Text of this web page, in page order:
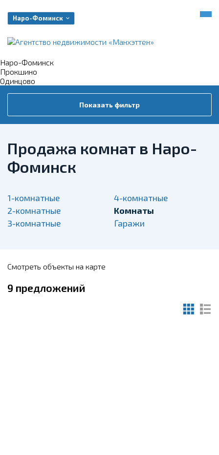
Наро-Фоминск
Наро-Фоминск
Прокшино
Одинцово
Показать фильтр
Продажа комнат в Наро-
Фоминск
1-комнатные
2-комнатные
3-комнатные
4-комнатные
Комнаты
Гаражи
Смотреть объекты на карте
9 предложений